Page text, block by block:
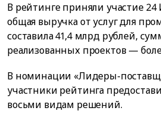
В рейтинге приняли участие
общая выручка от услуг для
составила 41,4 млрд рублей,
реализованных проектов —
В номинации «Лидеры-
участники рейтинга
восьми видам решений.